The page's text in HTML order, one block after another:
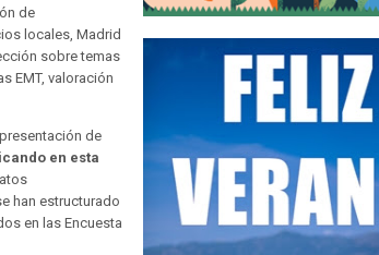
de
locales, Madrid
sobre temas
EMT, valoración
de
en esta
han estructurado
en las Encuesta